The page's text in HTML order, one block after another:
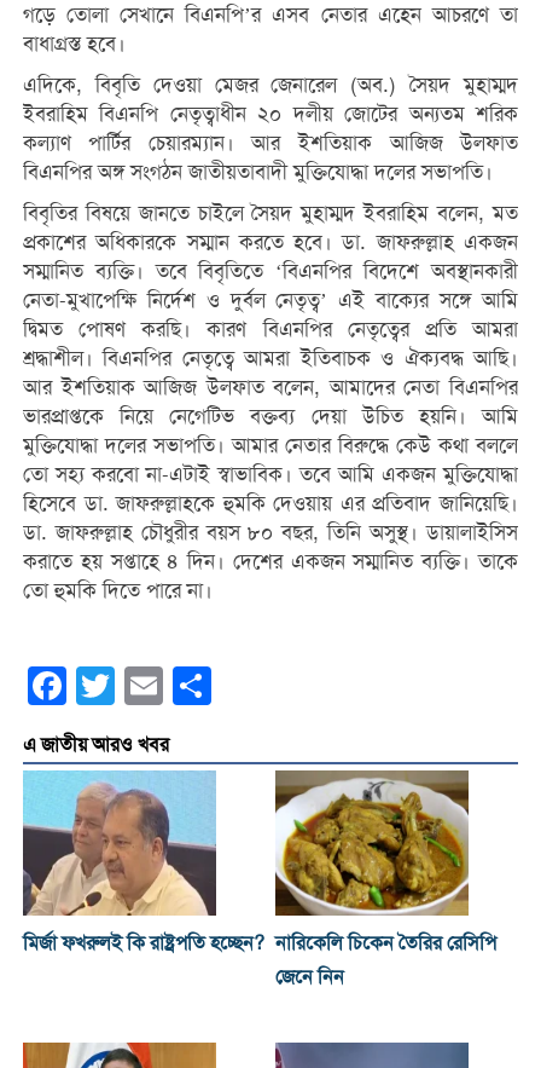
গড়ে তোলা সেখানে বিএনপি’র এসব নেতার এহেন আচরণে তা
বাধাগ্রস্ত হবে।
এদিকে, বিবৃতি দেওয়া মেজর জেনারেল (অব.) সৈয়দ মুহাম্মদ
ইবরাহিম বিএনপি নেতৃত্বাধীন ২০ দলীয় জোটের অন্যতম শরিক
কল্যাণ পার্টির চেয়ারম্যান। আর ইশতিয়াক আজিজ উলফাত
বিএনপির অঙ্গ সংগঠন জাতীয়তাবাদী মুক্তিযোদ্ধা দলের সভাপতি।
বিবৃতির বিষয়ে জানতে চাইলে সৈয়দ মুহাম্মদ ইবরাহিম বলেন, মত
প্রকাশের অধিকারকে সম্মান করতে হবে। ডা. জাফরুল্লাহ একজন
সম্মানিত ব্যক্তি। তবে বিবৃতিতে ‘বিএনপির বিদেশে অবস্থানকারী
নেতা-মুখাপেক্ষি নির্দেশ ও দুর্বল নেতৃত্ব’ এই বাক্যের সঙ্গে আমি
দ্বিমত পোষণ করছি। কারণ বিএনপির নেতৃত্বের প্রতি আমরা
শ্রদ্ধাশীল। বিএনপির নেতৃত্বে আমরা ইতিবাচক ও ঐক্যবদ্ধ আছি।
আর ইশতিয়াক আজিজ উলফাত বলেন, আমাদের নেতা বিএনপির
ভারপ্রাপ্তকে নিয়ে নেগেটিভ বক্তব্য দেয়া উচিত হয়নি। আমি
মুক্তিযোদ্ধা দলের সভাপতি। আমার নেতার বিরুদ্ধে কেউ কথা বললে
তো সহ্য করবো না-এটাই স্বাভাবিক। তবে আমি একজন মুক্তিযোদ্ধা
হিসেবে ডা. জাফরুল্লাহকে হুমকি দেওয়ায় এর প্রতিবাদ জানিয়েছি।
ডা. জাফরুল্লাহ চৌধুরীর বয়স ৮০ বছর, তিনি অসুস্থ। ডায়ালাইসিস
করাতে হয় সপ্তাহে ৪ দিন। দেশের একজন সম্মানিত ব্যক্তি। তাকে
তো হুমকি দিতে পারে না।
Facebook
Twitter Email
এ জাতীয় আরও খবর
মির্জা ফখরুলই কি রাষ্ট্রপতি হচ্ছেন? নারিকেলি চিকেন তৈরির রেসিপি
জেনে নিন